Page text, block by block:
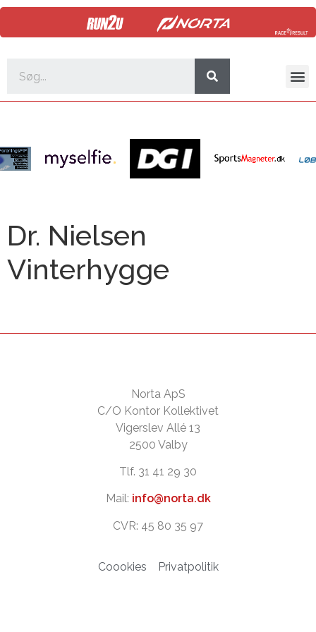
Dr. Nielsen
Vinterhygge
Norta ApS
C/O Kontor Kollektivet
Vigerslev Allé 13
2500 Valby
Tlf. 31 41 29 30
Mail: info@norta.dk
CVR: 45 80 35 97
Coookies Privatpolitik